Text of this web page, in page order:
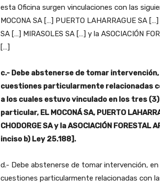
esta Oficina surgen vinculaciones con las
MOCONA SA […] PUERTO LAHARRAGUE SA
SA […] MIRASOLES SA […] y la ASOCIACIÓN
[…]
c.- Debe abstenerse de tomar
cuestiones particularmente relacionadas
a los cuales estuvo vinculado en los tres
particular, EL MOCONÁ SA, PUERTO
CHODORGE SA y la ASOCIACIÓN FORESTAL
inciso b) Ley 25.188].
d.- Debe abstenerse de tomar intervención,
cuestiones particularmente relacionadas con